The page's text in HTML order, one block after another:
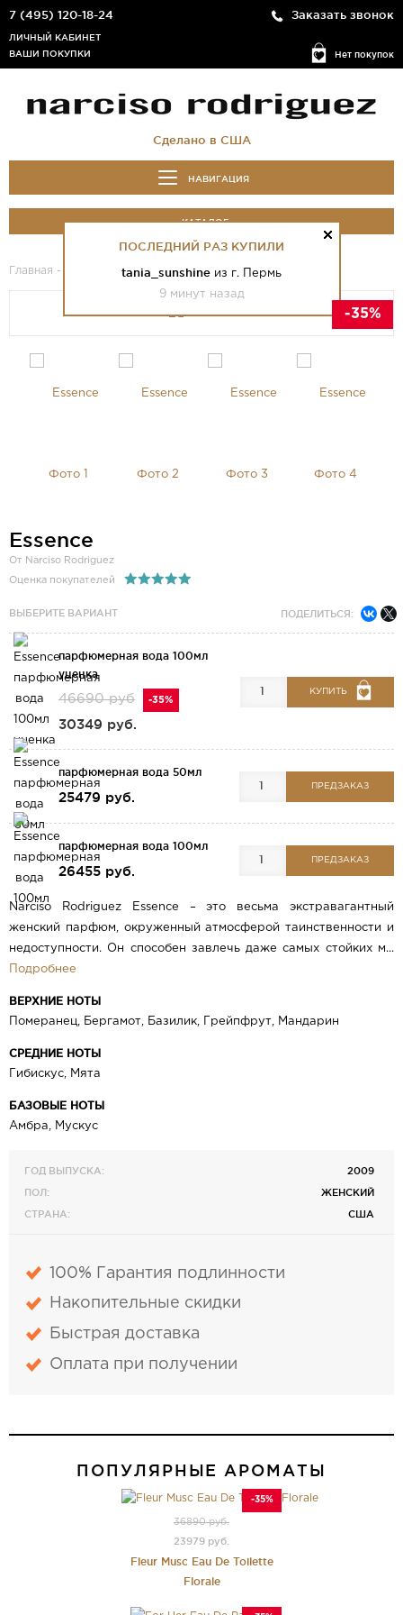
7 (495) 120-18-24 Заказать звонок
Нет покупок
ЛИЧНЫЙ КАБИНЕТ
ВАШИ ПОКУПКИ
Сделано в США
НАВИГАЦИЯ
КАТАЛОГ
Главная - - Essence
-35%
ПОСЛЕДНИЙ РАЗ КУПИЛИ
tania_sunshine из г. Пермь
9 минут назад
Essence
От Narciso Rodriguez
Оценка покупателей
ВЫБЕРИТЕ ВАРИАНТ ПОДЕЛИТЬСЯ:
парфюмерная вода 100мл
уценка
46690 руб -35%
30349 руб.
КУПИТЬ
парфюмерная вода 50мл
25479 руб.
ПРЕДЗАКАЗ
парфюмерная вода 100мл
26455 руб.
ПРЕДЗАКАЗ
Narciso Rodriguez Essence – это весьма экстравагантный
женский парфюм, окруженный атмосферой таинственности и
недоступности. Он способен завлечь даже самых стойких м...
Подробнее
ВЕРХНИЕ НОТЫ
Померанец, Бергамот, Базилик, Грейпфрут, Мандарин
СРЕДНИЕ НОТЫ
Гибискус, Мята
БАЗОВЫЕ НОТЫ
Амбра, Мускус
ГОД ВЫПУСКА:
2009
ПОЛ:
ЖЕНСКИЙ
СТРАНА:
США
100% Гарантия подлинности
Накопительные скидки
Быстрая доставка
Оплата при получении
ПОПУЛЯРНЫЕ АРОМАТЫ
-35%
36890 руб.
23979 руб.
Fleur Musc Eau De Toilette
Florale